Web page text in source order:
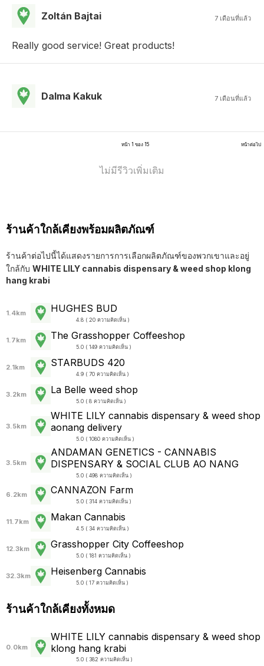
Zoltán Bajtai 7 เดือนที่แล้ว
Really good service! Great products!
Dalma Kakuk 7 เดือนที่แล้ว
หน้า 1 ของ 15 หน้าต่อไป
ไม่มีรีวิวเพิ่มเติม
ร้านค้าใกล้เคียงพร้อมผลิตภัณฑ์
ร้านค้าต่อไปนี้ได้แสดงรายการการเลือกผลิตภัณฑ์ของพวกเขาและอยู่
ใกล้กับ WHITE LILY cannabis dispensary & weed shop klong
hang krabi
1.4km HUGHES BUD
4.8 ( 20 ความคิดเห็น )
1.7km The Grasshopper Coffeeshop
5.0 ( 149 ความคิดเห็น )
2.1km STARBUDS 420
4.9 ( 70 ความคิดเห็น )
3.2km La Belle weed shop
5.0 ( 8 ความคิดเห็น )
3.5km
WHITE LILY cannabis dispensary & weed shop
aonang delivery
5.0 ( 1080 ความคิดเห็น )
3.5km
ANDAMAN GENETICS - CANNABIS
DISPENSARY & SOCIAL CLUB AO NANG
5.0 ( 498 ความคิดเห็น )
6.2km CANNAZON Farm
5.0 ( 314 ความคิดเห็น )
11.7km Makan Cannabis
4.5 ( 34 ความคิดเห็น )
12.3km Grasshopper City Coffeeshop
5.0 ( 181 ความคิดเห็น )
32.3km Heisenberg Cannabis
5.0 ( 17 ความคิดเห็น )
ร้านค้าใกล้เคียงทั้งหมด
0.0km
WHITE LILY cannabis dispensary & weed shop
klong hang krabi
5.0 ( 382 ความคิดเห็น )